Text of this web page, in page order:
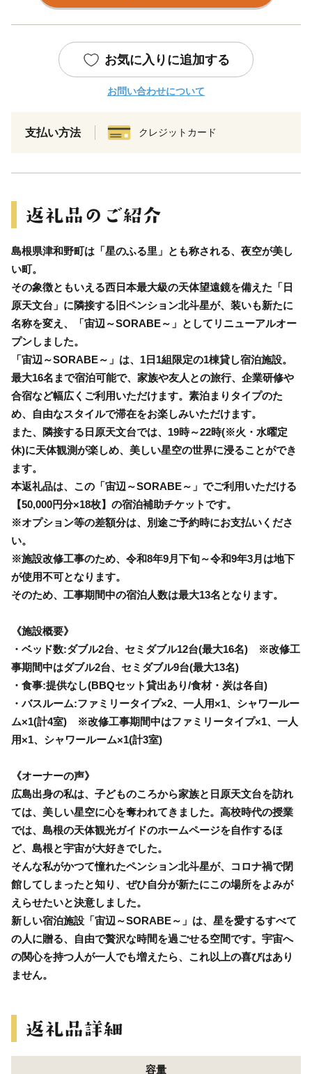
お気に入りに追加する
お問い合わせについて
支払い方法 クレジットカード
島根県津和野町は「星のふる里」とも称される、夜空が美し
い町。
その象徴ともいえる西日本最大級の天体望遠鏡を備えた「日
原天文台」に隣接する旧ペンション北斗星が、装いも新たに
名称を変え、「宙辺～SORABE～」としてリニューアルオー
プンしました。
「宙辺～SORABE～」は、1日1組限定の1棟貸し宿泊施設。
最大16名まで宿泊可能で、家族や友人との旅行、企業研修や
合宿など幅広くご利用いただけます。素泊まりタイプのた
め、自由なスタイルで滞在をお楽しみいただけます。
また、隣接する日原天文台では、19時～22時(※火・水曜定
休)に天体観測が楽しめ、美しい星空の世界に浸ることができ
ます。
本返礼品は、この「宙辺～SORABE～」でご利用いただける
【50,000円分×18枚】の宿泊補助チケットです。
※オプション等の差額分は、別途ご予約時にお支払いくださ
い。
※施設改修工事のため、令和8年9月下旬～令和9年3月は地下
が使用不可となります。
そのため、工事期間中の宿泊人数は最大13名となります。
《施設概要》
・ベッド数:ダブル2台、セミダブル12台(最大16名) ※改修工
事期間中はダブル2台、セミダブル9台(最大13名)
・食事:提供なし(BBQセット貸出あり/食材・炭は各自)
・バスルーム:ファミリータイプ×2、一人用×1、シャワールー
ム×1(計4室) ※改修工事期間中はファミリータイプ×1、一人
用×1、シャワールーム×1(計3室)
《オーナーの声》
広島出身の私は、子どものころから家族と日原天文台を訪れ
ては、美しい星空に心を奪われてきました。高校時代の授業
では、島根の天体観光ガイドのホームページを自作するほ
ど、島根と宇宙が大好きでした。
そんな私がかつて憧れたペンション北斗星が、コロナ禍で閉
館してしまったと知り、ぜひ自分が新たにこの場所をよみが
えらせたいと決意しました。
新しい宿泊施設「宙辺～SORABE～」は、星を愛するすべて
の人に贈る、自由で贅沢な時間を過ごせる空間です。宇宙へ
の関心を持つ人が一人でも増えたら、これ以上の喜びはあり
ません。
容量